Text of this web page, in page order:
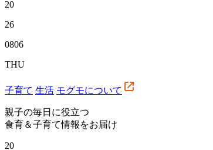
20
26
0806
THU
子育て 生活 モグモについて
親子の毎日に役立つ
食育＆子育て情報をお届け
20